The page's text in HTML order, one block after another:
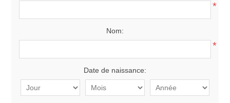
*
Nom:
*
Date de naissance: